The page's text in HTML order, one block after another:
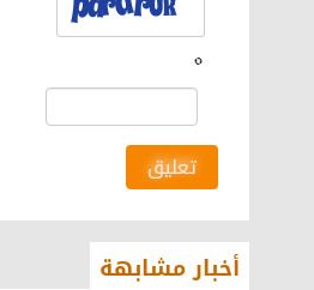
تعليق
أخبار مشابهة